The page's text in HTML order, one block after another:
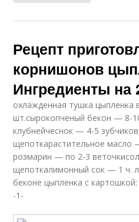
Рецепт
корнишонов
Ингредиенты на
охлажденная тушка цыпленка
шт.сырокопченый бекон — 8-
клубнейчеснок — 4-5
щепоткарастительное масло
розмарин — по 2-3
щепоткалимонный сок — 1 ч.
беконе цыпленка с картошкой:
-1-